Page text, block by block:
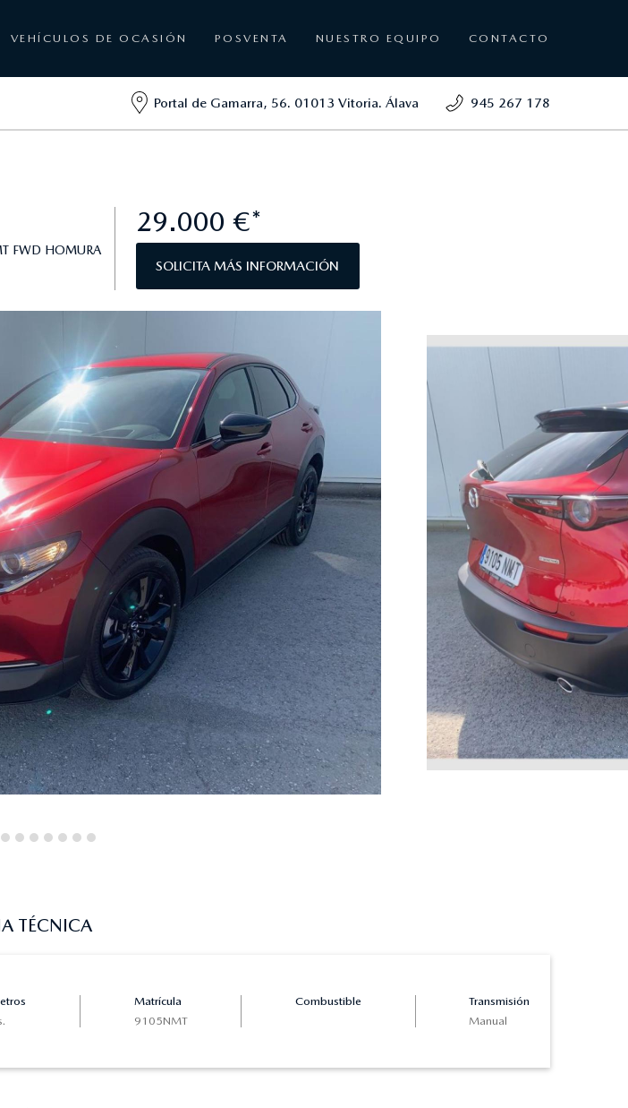
VEHÍCULOS DE OCASIÓN POSVENTA NUESTRO EQUIPO CONTACTO
Portal de Gamarra, 56. 01013 Vitoria. Álava 945 267 178
FWD HOMURA
29.000 €*
SOLICITA MÁS INFORMACIÓN
TÉCNICA
Matrícula
9105NMT
Combustible
Transmisión
Manual